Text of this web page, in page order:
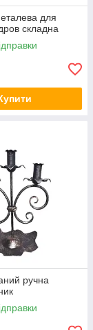
для
складна
ручна